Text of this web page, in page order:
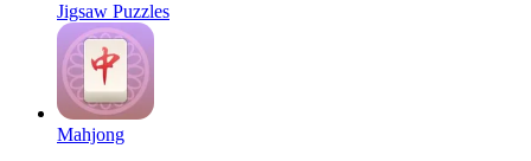
Jigsaw Puzzles
Mahjong